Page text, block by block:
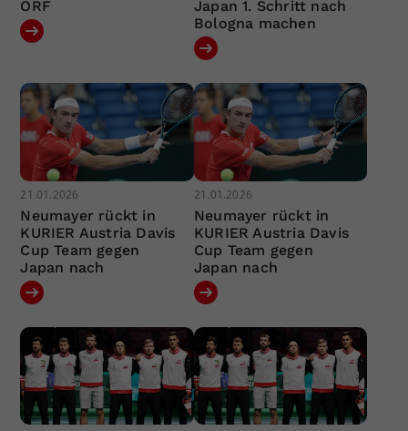
ORF
Japan 1. Schritt nach
Bologna machen
21.01.2026
Neumayer rückt in
KURIER Austria Davis
Cup Team gegen
Japan nach
21.01.2026
Neumayer rückt in
KURIER Austria Davis
Cup Team gegen
Japan nach